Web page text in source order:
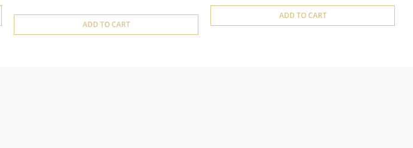
ADD TO CART
ADD TO CART